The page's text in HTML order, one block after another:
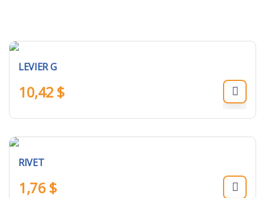
LEVIER G
10,42 $
RIVET
1,76 $